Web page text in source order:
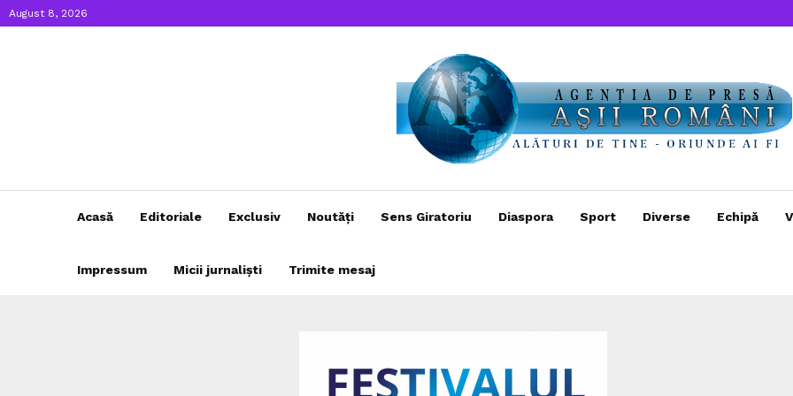
August 8, 2026
Acasă Editoriale Exclusiv Noutăți Sens Giratoriu Diaspora Sport Diverse Echipă
Impressum Micii jurnaliști Trimite mesaj